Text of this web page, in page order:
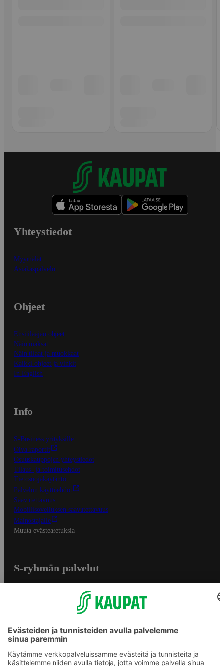
Yhteystiedot
Myymälät
Asiakaspalvelu
Ohjeet
Ensitilaajan ohjeet
Näin maksat
Näin tilaat ja muokkaat
Kaikki ohjeet ja vinkit
In English
Info
S-Business yrityksille
Oiva-raportit
Osuuskauppojen yhteystiedot
Tilaus- ja toimitusehdot
Tietosuojakäytäntö
Palvelun käyttöehdot
Saavutettavuus
Mobiilisovelluksen saavutettavuus
Mainostajalle
Muuta evästeasetuksia
S-ryhmän palvelut
S-ostoslista -sovellus
Prisma.fi
Sokos.fi
S-Pankki